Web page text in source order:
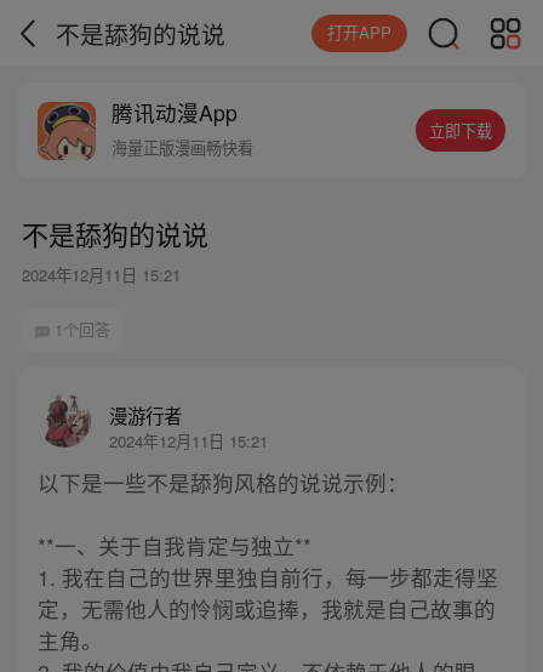
不是舔狗的说说 打开APP
腾讯动漫App
海量正版漫画畅快看
立即下载
不是舔狗的说说
2024年12月11日 15:21
1个回答
漫游行者
2024年12月11日 15:21
以下是一些不是舔狗风格的说说示例：
**一、关于自我肯定与独立**
1. 我在自己的世界里独自前行，每一步都走得坚
定，无需他人的怜悯或追捧，我就是自己故事的
主角。